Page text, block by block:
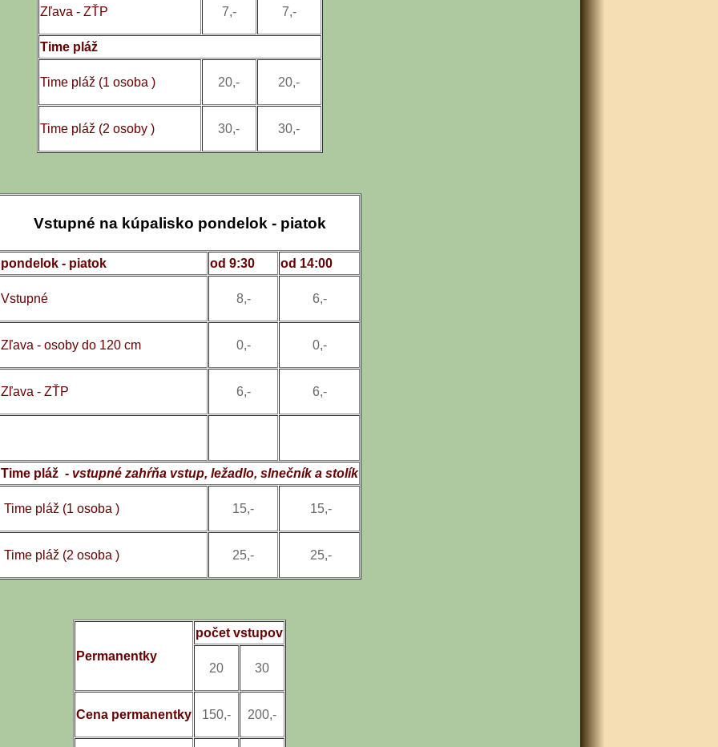
Zľava - ZŤP 7,- 7,-
Time pláž
Time pláž (1 osoba ) 20,- 20,-
Time pláž (2 osoby ) 30,- 30,-
Vstupné na kúpalisko pondelok - piatok
pondelok - piatok od 9:30 od 14:00
Vstupné 8,- 6,-
Zľava - osoby do 120 cm 0,- 0,-
Zľava - ZŤP 6,- 6,-
Time pláž - vstupné zahŕňa vstup, ležadlo, slnečník a stolík
Time pláž (1 osoba ) 15,- 15,-
Time pláž (2 osoba ) 25,- 25,-
Permanentky
počet vstupov
20 30
Cena permanentky 150,- 200,-